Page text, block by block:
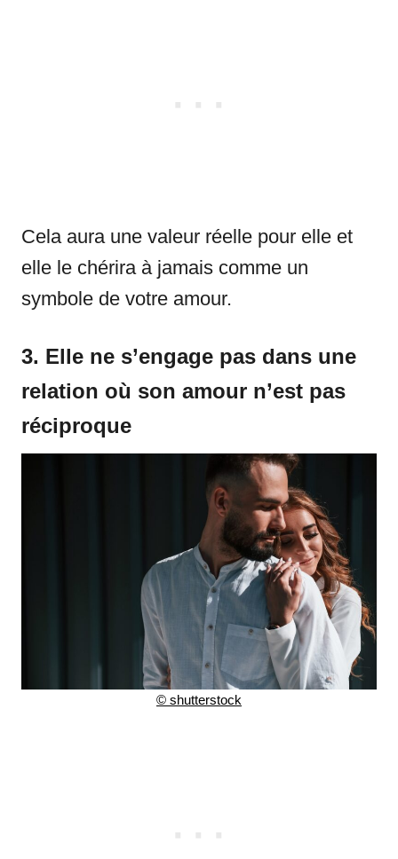
Cela aura une valeur réelle pour elle et
elle le chérira à jamais comme un
symbole de votre amour.
3. Elle ne s’engage pas dans une
relation où son amour n’est pas
réciproque
© shutterstock